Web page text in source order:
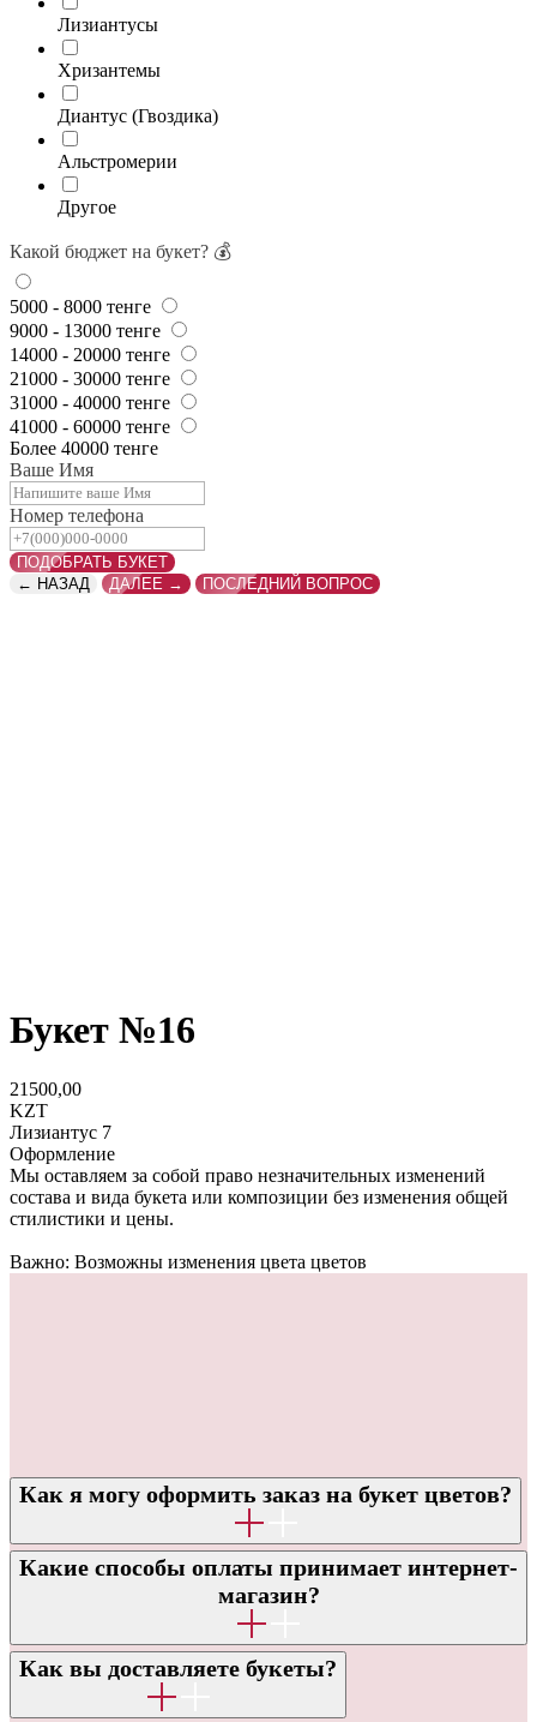
Лизиантусы
Хризантемы
Диантус (Гвоздика)
Альстромерии
Другое
Какой бюджет на букет? 💰
5000 - 8000 тенге
9000 - 13000 тенге
14000 - 20000 тенге
21000 - 30000 тенге
31000 - 40000 тенге
41000 - 60000 тенге
Более 40000 тенге
Ваше Имя
Номер телефона
ПОДОБРАТЬ БУКЕТ
← НАЗАД
ДАЛЕЕ → ПОСЛЕДНИЙ ВОПРОС
Букет №16
21500,00
KZT
Лизиантус 7
Оформление
Мы оставляем за собой право незначительных изменений
состава и вида букета или композиции без изменения общей
стилистики и цены.
Важно: Возможны изменения цвета цветов
ОТВЕТЫ НА ЧАСТО
ЗАДАВАЕМЫЕ ВОПРОСЫ
Как я могу оформить заказ на букет цветов?
Какие способы оплаты принимает интернет-
магазин?
Как вы доставляете букеты?